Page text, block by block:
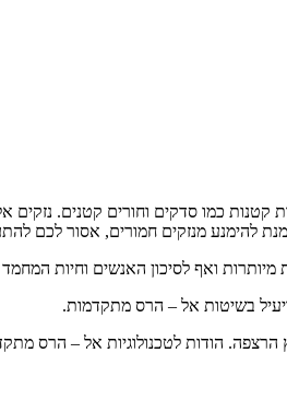
כמו סדקים וחורים קטנים. נזקים
להימנע מנזקים חמורים, אסור לכם
מיותרות ואף לסיכון האנשים וחיות
בשיטות אל – הרס מתקדמות.
הודות לטכנולוגיות אל – הרס